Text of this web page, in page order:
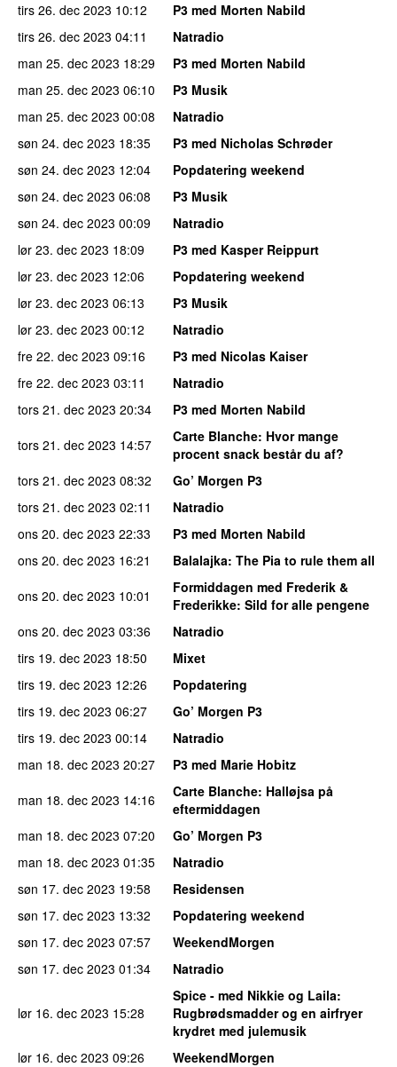
tirs 26. dec 2023 10:12
P3 med Morten Nabild
tirs 26. dec 2023 04:11
Natradio
man 25. dec 2023 18:29
P3 med Morten Nabild
man 25. dec 2023 06:10
P3 Musik
man 25. dec 2023 00:08
Natradio
søn 24. dec 2023 18:35
P3 med Nicholas Schrøder
søn 24. dec 2023 12:04
Popdatering weekend
søn 24. dec 2023 06:08
P3 Musik
søn 24. dec 2023 00:09
Natradio
lør 23. dec 2023 18:09
P3 med Kasper Reippurt
lør 23. dec 2023 12:06
Popdatering weekend
lør 23. dec 2023 06:13
P3 Musik
lør 23. dec 2023 00:12
Natradio
fre 22. dec 2023 09:16
P3 med Nicolas Kaiser
fre 22. dec 2023 03:11
Natradio
tors 21. dec 2023 20:34
P3 med Morten Nabild
tors 21. dec 2023 14:57 Carte Blanche: Hvor mange
procent snack består du af?
tors 21. dec 2023 08:32
Go’ Morgen P3
tors 21. dec 2023 02:11
Natradio
ons 20. dec 2023 22:33
P3 med Morten Nabild
ons 20. dec 2023 16:21 Balalajka: The Pia to rule them all
ons 20. dec 2023 10:01
Formiddagen med Frederik &
Frederikke: Sild for alle pengene
ons 20. dec 2023 03:36
Natradio
tirs 19. dec 2023 18:50
Mixet
tirs 19. dec 2023 12:26
Popdatering
tirs 19. dec 2023 06:27
Go’ Morgen P3
tirs 19. dec 2023 00:14
Natradio
man 18. dec 2023 20:27
P3 med Marie Hobitz
man 18. dec 2023 14:16 Carte Blanche: Halløjsa på
eftermiddagen
man 18. dec 2023 07:20
Go’ Morgen P3
man 18. dec 2023 01:35
Natradio
søn 17. dec 2023 19:58
Residensen
søn 17. dec 2023 13:32
Popdatering weekend
søn 17. dec 2023 07:57
WeekendMorgen
søn 17. dec 2023 01:34 Natradio
lør 16. dec 2023 15:28
Spice - med Nikkie og Laila:
Rugbrødsmadder og en airfryer
krydret med julemusik
lør 16. dec 2023 09:26
WeekendMorgen